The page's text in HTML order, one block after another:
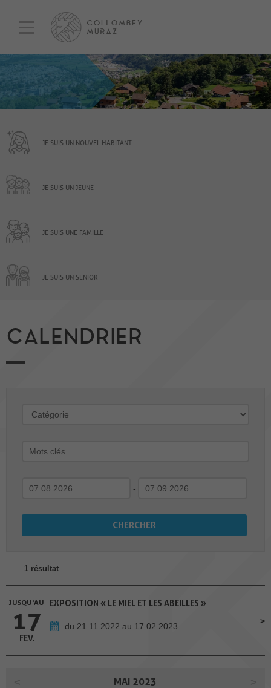
JE SUIS UN NOUVEL HABITANT
JE SUIS UN JEUNE
JE SUIS UNE FAMILLE
JE SUIS UN SENIOR
CALENDRIER
-
1 résultat
JUSQU'AU
17
FEV.
EXPOSITION « LE MIEL ET LES ABEILLES »
du 21.11.2022 au 17.02.2023
MAI 2023